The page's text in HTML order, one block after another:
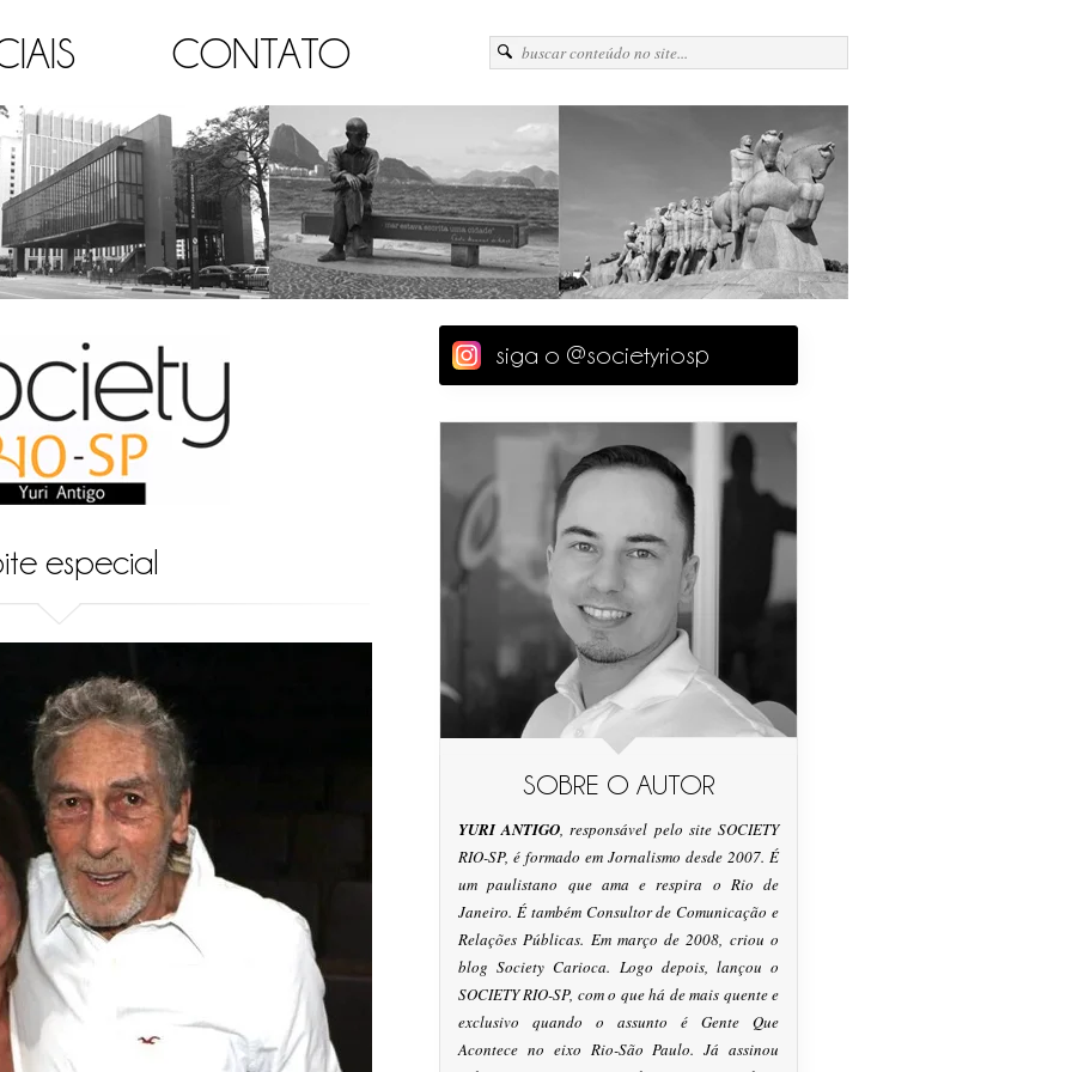
CONTATO
especial
siga o @societyriosp
SOBRE O AUTOR
YURI ANTIGO, responsável pelo site SOCIETY
RIO-SP, é formado em Jornalismo desde 2007. É
um paulistano que ama e respira o Rio de
Janeiro. É também Consultor de Comunicação e
Relações Públicas. Em março de 2008, criou o
blog Society Carioca. Logo depois, lançou o
SOCIETY RIO-SP, com o que há de mais quente e
exclusivo quando o assunto é Gente Que
Acontece no eixo Rio-São Paulo. Já assinou